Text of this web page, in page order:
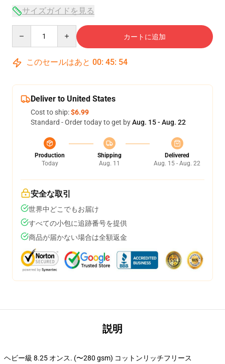
サイズガイドを見る
カートに追加
このセールはあと 00: 45: 54
Deliver to United States
Cost to ship:$6.99
Standard - Order today to get byAug. 15 - Aug. 22
Production
Today
Shipping
Aug. 11
Delivered
Aug. 15 - Aug. 22
安全な取引
世界中どこでもお届け
すべての小包に追跡番号を提供
商品が届かない場合は全額返金
説明
ヘビー級 8.25 オンス. (〜280 gsm) コットンリッチフリース